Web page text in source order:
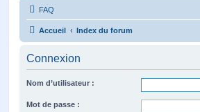
FAQ
Accueil Index du forum
Connexion
Nom d’utilisateur :
Mot de passe :